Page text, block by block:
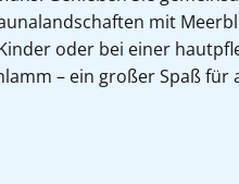
mit
oder bei einer
– ein großer Spaß für